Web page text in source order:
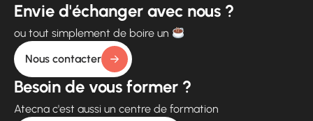
Envie d'échanger avec nous ?
ou tout simplement de boire un
Nous contacter
Besoin de vous former ?
Atecna c'est aussi un centre de formation